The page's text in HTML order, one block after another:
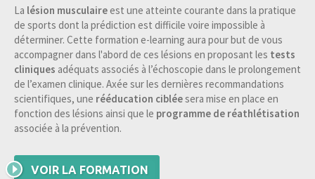
La lésion musculaire est une atteinte courante dans la pratique
de sports dont la prédiction est difficile voire impossible à
déterminer. Cette formation e-learning aura pour but de vous
accompagner dans l'abord de ces lésions en proposant les tests
cliniques adéquats associés à l’échoscopie dans le prolongement
de l’examen clinique. Axée sur les dernières recommandations
scientifiques, une rééducation cibléesera mise en place en
fonction des lésions ainsi que le programme de réathlétisation
associée à la prévention.
VOIR LA FORMATION